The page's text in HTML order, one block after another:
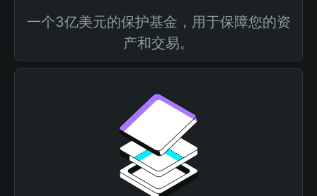
一个3亿美元的保护基金，用于保障您的资
产和交易。